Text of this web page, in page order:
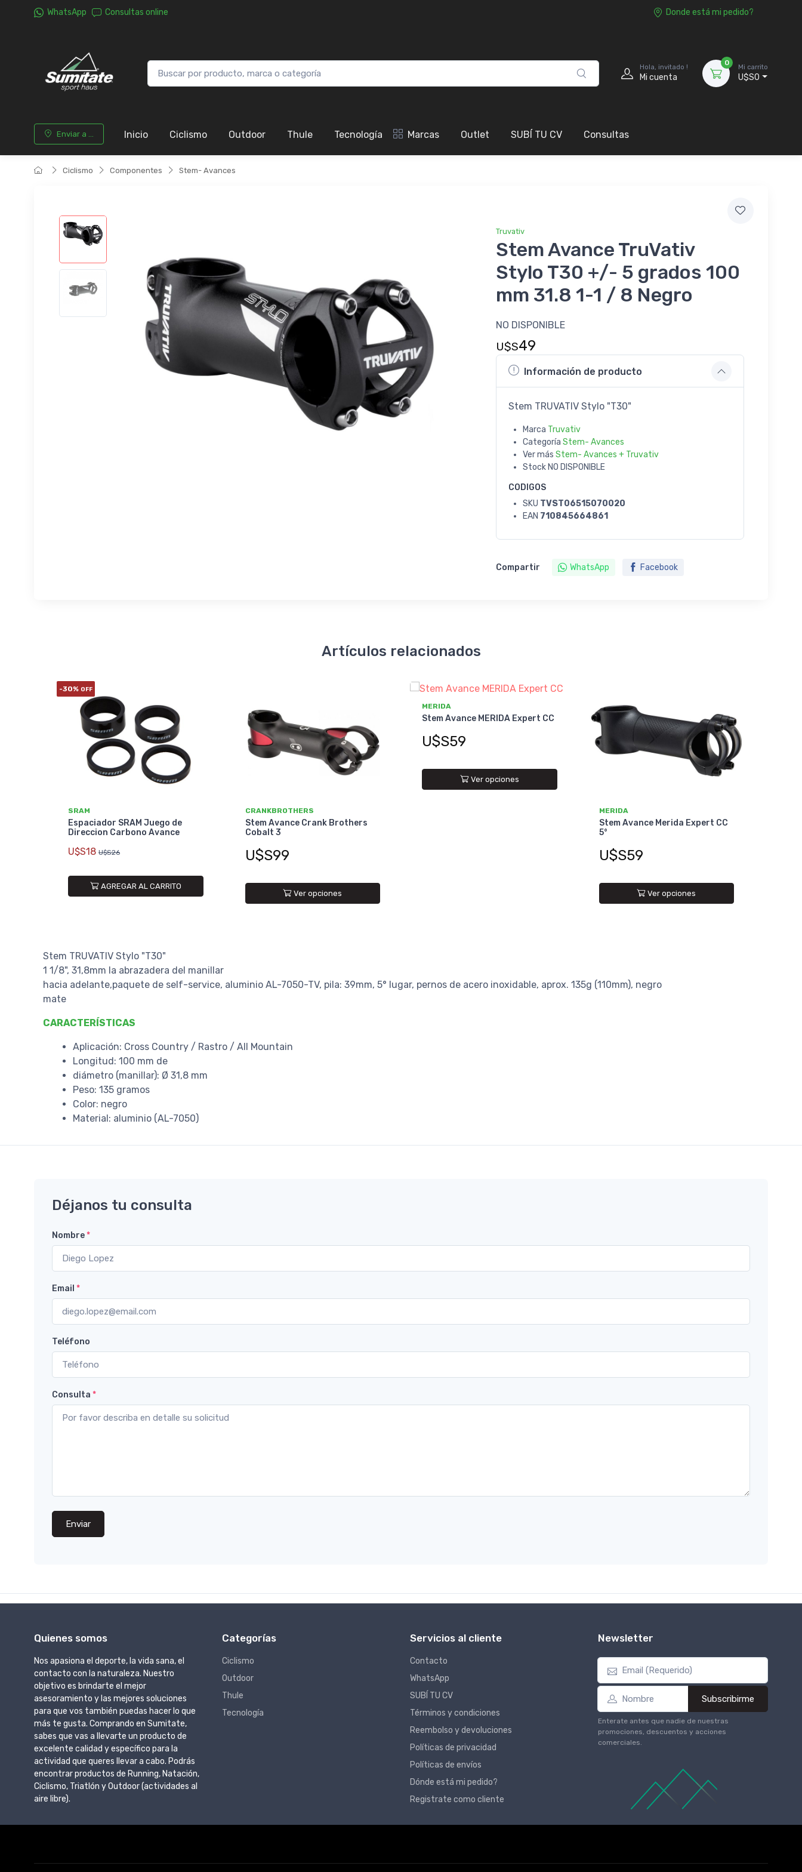
WhatsApp Consultas online Donde está mi pedido?
Hola, invitado !
Mi cuenta
0
Mi carrito
U$S0
Enviar a ... Inicio Ciclismo Outdoor Thule Tecnología Marcas Outlet SUBÍ TU CV Consultas
Ciclismo Componentes Stem- Avances
Truvativ
Stem Avance TruVativ
Stylo T30 +/- 5 grados 100
mm 31.8 1-1 / 8 Negro
NO DISPONIBLE
U$S49
Información de producto
Stem TRUVATIV Stylo "T30"
Marca Truvativ
Categoría Stem- Avances
Ver más Stem- Avances + Truvativ
Stock NO DISPONIBLE
CODIGOS
SKU TVST06515070020
EAN 710845664861
Compartir WhatsApp Facebook
Artículos relacionados
-30% OFF
SRAM
Espaciador SRAM Juego de
Direccion Carbono Avance
U$S18 U$S26
AGREGAR AL CARRITO
CRANKBROTHERS
Stem Avance Crank Brothers
Cobalt 3
U$S99
Ver opciones
MERIDA
Stem Avance MERIDA Expert CC
U$S59
Ver opciones
MERIDA
Stem Avance Merida Expert CC
5°
U$S59
Ver opciones
Stem TRUVATIV Stylo "T30"
1 1/8", 31,8mm la abrazadera del manillar
hacia adelante,paquete de self-service, aluminio AL-7050-TV, pila: 39mm, 5° lugar, pernos de acero inoxidable, aprox. 135g (110mm), negro
mate
CARACTERÍSTICAS
Aplicación: Cross Country / Rastro / All Mountain
Longitud: 100 mm de
diámetro (manillar): Ø 31,8 mm
Peso: 135 gramos
Color: negro
Material: aluminio (AL-7050)
Déjanos tu consulta
Nombre*
Email *
Teléfono
Consulta *
Enviar
Quienes somos
Nos apasiona el deporte, la vida sana, el
contacto con la naturaleza. Nuestro
objetivo es brindarte el mejor
asesoramiento y las mejores soluciones
para que vos también puedas hacer lo que
más te gusta. Comprando en Sumitate,
sabes que vas a llevarte un producto de
excelente calidad y específico para la
actividad que queres llevar a cabo. Podrás
encontrar productos de Running, Natación,
Ciclismo, Triatlón y Outdoor (actividades al
aire libre).
Categorías
Ciclismo
Outdoor
Thule
Tecnología
Servicios al cliente
Contacto
WhatsApp
SUBÍ TU CV
Términos y condiciones
Reembolso y devoluciones
Políticas de privacidad
Políticas de envíos
Dónde está mi pedido?
Registrate como cliente
Newsletter
Subscribirme
Enterate antes que nadie de nuestras
promociones, descuentos y acciones
comerciales.